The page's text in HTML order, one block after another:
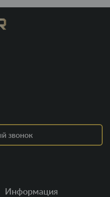
звонок
Информация